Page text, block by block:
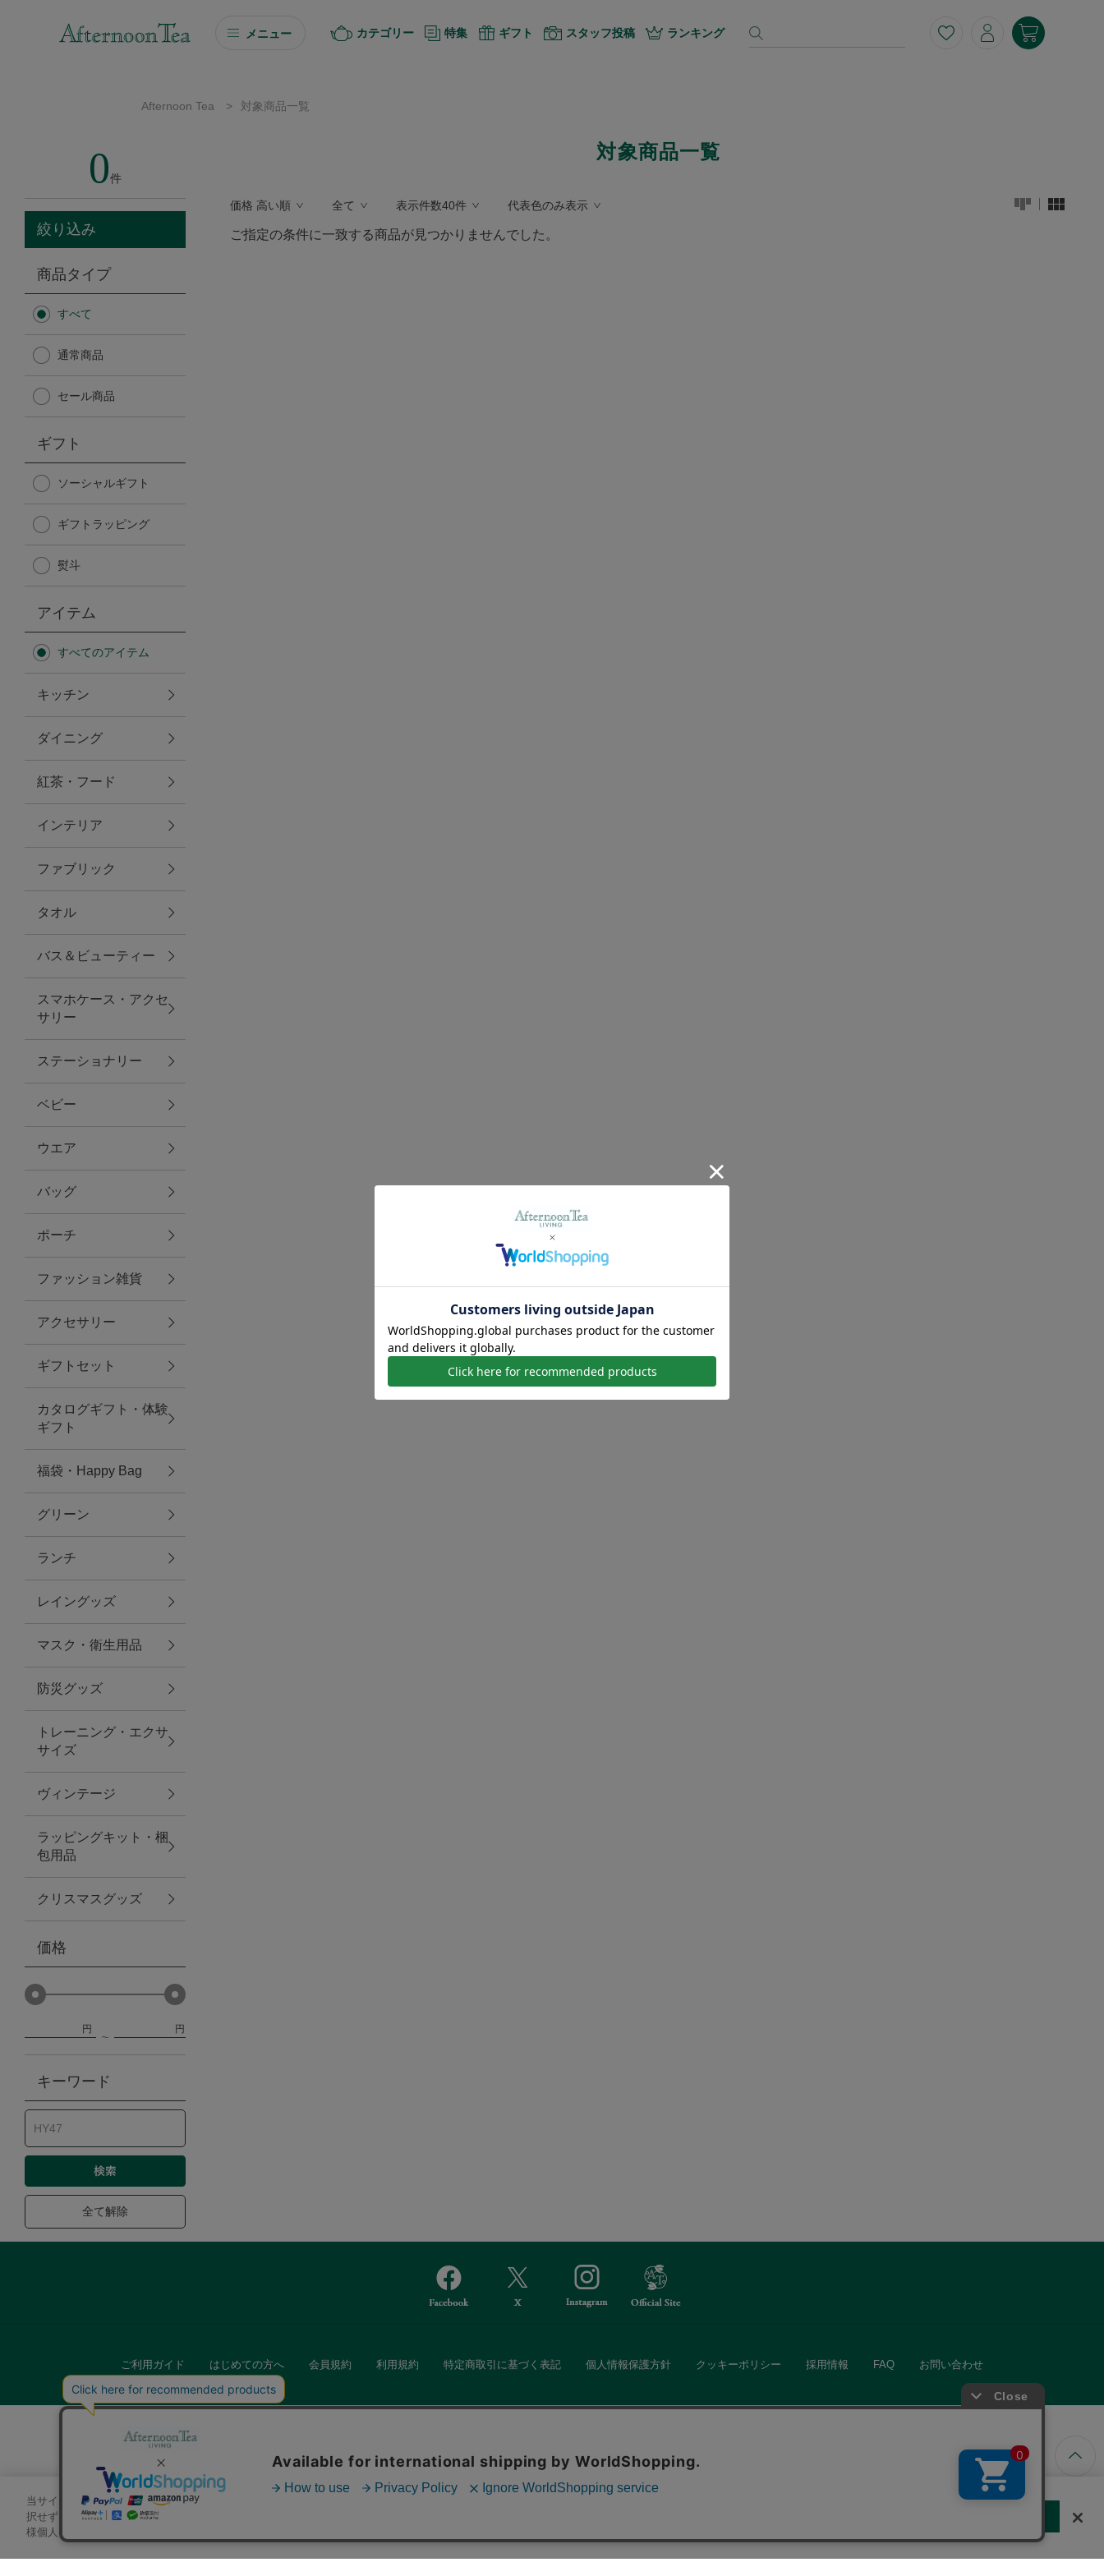
メニュー
ソーシャルギフト
カタログギフト
Afternoon Tea TEAROOM
Afternoon Tea TEAROOM
日傘
保冷バッグ
無重力シリーズ
トラベルグッズ
ランチ
バッグ
キッチン・ダイニング
ダイニング
キッチン
ファブリック
グリーン
バス＆ビューティー
バス＆ビューティー
タオル
ウエア＆バッグ
ウエア
レイングッズ
アクセサリー
ファッション雑貨
ファッショングッズ
スマホケース・アクセサリー
ポーチ
ステーショナリー
その他
紅茶・フード
防災グッズ・非常食
トレーニング
ヴィンテージ
カテゴリー 特集 ギフト スタッフ投稿 ランキング
Afternoon Tea > 対象商品一覧
0件
絞り込み
商品タイプ
すべて
通常商品
セール商品
ギフト
ソーシャルギフト
ギフトラッピング
熨斗
アイテム
すべてのアイテム
キッチン
ダイニング
紅茶・フード
インテリア
ファブリック
タオル
バス＆ビューティー
スマホケース・アクセ
サリー
ステーショナリー
ベビー
ウエア
バッグ
ポーチ
ファッション雑貨
アクセサリー
ギフトセット
カタログギフト・体験
ギフト
福袋・Happy Bag
グリーン
ランチ
レイングッズ
マスク・衛生用品
防災グッズ
トレーニング・エクサ
サイズ
ヴィンテージ
ラッピングキット・梱
包用品
クリスマスグッズ
価格
円 円
キーワード
全て解除
対象商品一覧
価格 高い順 全て 表示件数40件 代表色のみ表示
ご指定の条件に一致する商品が見つかりませんでした。
ご利用ガイド はじめての方へ 会員規約 利用規約 特定商取引に基づく表記 個人情報保護方針 クッキーポリシー 採用情報 FAQ お問い合わせ
当サイトでは、サイトの利便性向上のためにクッキーを使用いたします。ボタンから同意の可否を選択してください。選
択せずにページを移動した場合、クッキーの使用に同意したことになります。クッキーを通じて収集する情報には「お客
様個人を特定できる情報」は一切含まれておりません。詳細は